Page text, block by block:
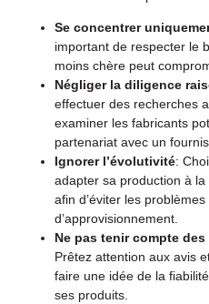
Se concentrer
important de respecter le
moins chère peut
Négliger la diligence
effectuer des recherches
examiner les fabricants
partenariat avec un
Ignorer l’évolutivité:
adapter sa production à
afin d’éviter les
d’approvisionnement.
Ne pas tenir compte
Prêtez attention aux avis
faire une idée de la
ses produits.